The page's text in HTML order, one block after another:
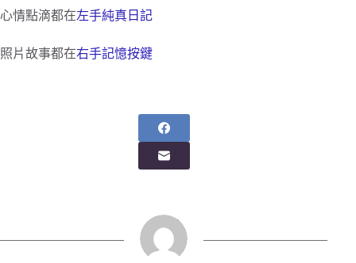
心情點滴都在左手純真日記
照片故事都在右手記憶按鍵